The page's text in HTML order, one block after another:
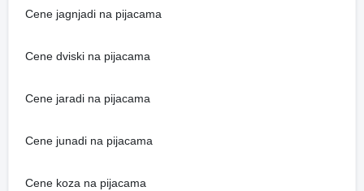
Cene jagnjadi na pijacama
Cene dviski na pijacama
Cene jaradi na pijacama
Cene junadi na pijacama
Cene koza na pijacama